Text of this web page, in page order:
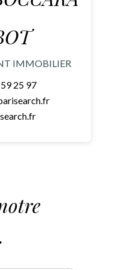
IMMOBILIER
25 97